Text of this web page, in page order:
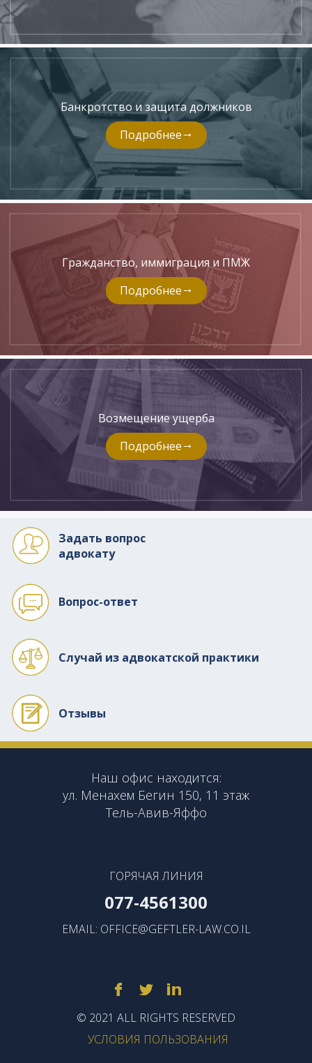
Банкротство и защита должников
Подробнее
Гражданство, иммиграция и ПМЖ
Подробнее
Возмещение ущерба
Подробнее
Задать вопрос
адвокату
Вопрос-ответ
Случай из адвокатской практики
Отзывы
Наш офис находится:
ул. Менахем Бегин 150, 11 этаж
Тель-Авив-Яффо
ГОРЯЧАЯ ЛИНИЯ
077-4561300
EMAIL: OFFICE@GEFTLER-LAW.CO.IL
© 2021 ALL RIGHTS RESERVED
УСЛОВИЯ ПОЛЬЗОВАНИЯ